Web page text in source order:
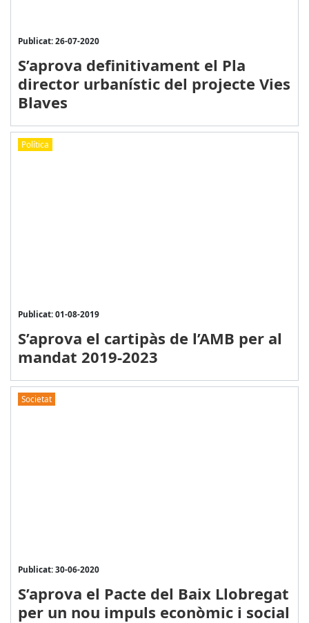
Publicat: 26-07-2020
S’aprova definitivament el Pla
director urbanístic del projecte Vies
Blaves
Política
Publicat: 01-08-2019
S’aprova el cartipàs de l’AMB per al
mandat 2019-2023
Societat
Publicat: 30-06-2020
S’aprova el Pacte del Baix Llobregat
per un nou impuls econòmic i social